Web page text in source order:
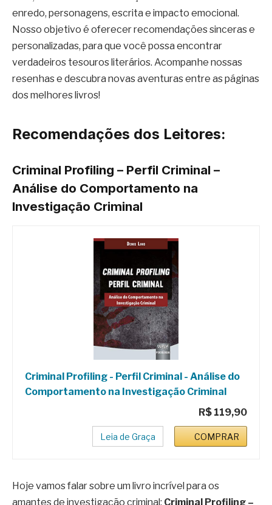
enredo, personagens, escrita e impacto emocional.
Nosso objetivo é oferecer recomendações sinceras e
personalizadas, para que você possa encontrar
verdadeiros tesouros literários. Acompanhe nossas
resenhas e descubra novas aventuras entre as páginas
dos melhores livros!
Recomendações dos Leitores:
Criminal Profiling – Perfil Criminal –
Análise do Comportamento na
Investigação Criminal
Criminal Profiling - Perfil Criminal - Análise do
Comportamento na Investigação Criminal
R$ 119,90
Leia de Graça COMPRAR
Hoje vamos falar sobre um livro incrível para os
amantes de investigação criminal: Criminal Profiling –